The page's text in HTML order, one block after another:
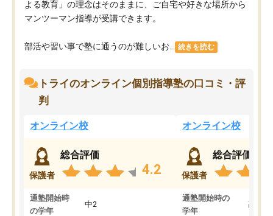
よる教育」の理念はそのままに、ご自宅や好きな場所から
マンツーマン指導が受講できます。
部活や習い事で塾に通うのが難しいお... 続きを読む
トライのオンライン個別指導塾の口コミ・評
判
オンライン校
保護者
総合評価
4.2
通塾開始時
の学年
中2
オンライン校
保護者
総合評価
通塾開始時の
学年
高3